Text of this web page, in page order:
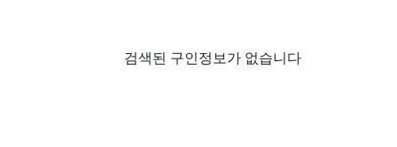
검색된 구인정보가 없습니다